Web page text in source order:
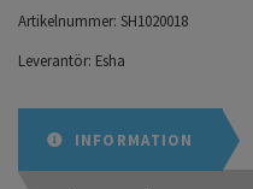
Artikelnummer: SH1020018
Leverantör: Esha
INFORMATION